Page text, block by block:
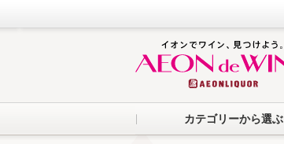
カテゴリーから選ぶ